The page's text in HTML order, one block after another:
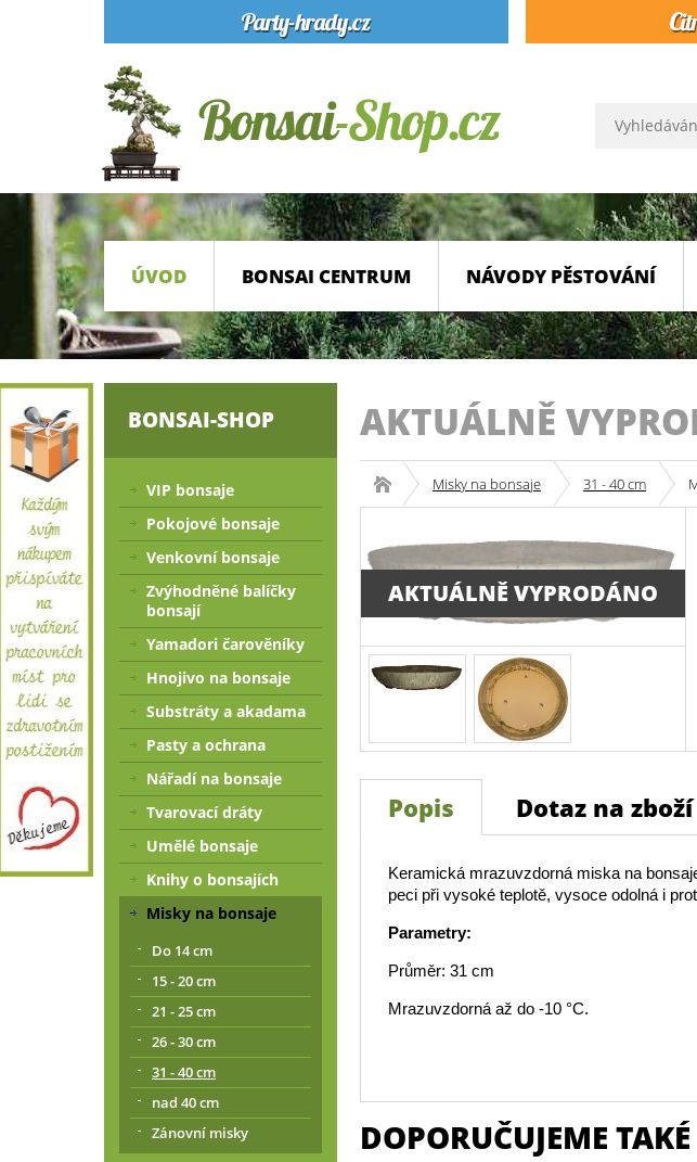
ÚVOD BONSAI CENTRUM NÁVODY PĚSTOVÁNÍ
AKTUÁLNĚ
Misky na bonsaje 31 - 40 cm
AKTUÁLNĚ VYPRODÁNO
Popis Dotaz na zboží
Keramická mrazuvzdorná miska na
peci při vysoké teplotě, vysoce odolná i
Parametry:
Průměr: 31 cm
Mrazuvzdorná až do -10 °C.
DOPORUČUJEME TAKÉ
BONSAI-SHOP
VIP bonsaje
Pokojové bonsaje
Venkovní bonsaje
Zvýhodněné balíčky
bonsají
Yamadori čarověníky
Hnojivo na bonsaje
Substráty a akadama
Pasty a ochrana
Nářadí na bonsaje
Tvarovací dráty
Umělé bonsaje
Knihy o bonsajích
Misky na bonsaje
Do 14 cm
15 - 20 cm
21 - 25 cm
26 - 30 cm
31 - 40 cm
nad 40 cm
Zánovní misky